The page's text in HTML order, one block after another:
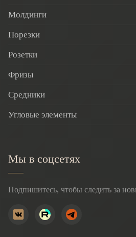
Молдинги
Порезки
Розетки
Фризы
Средники
Угловые элементы
Мы в соцсетях
Подпишитесь, чтобы следить за